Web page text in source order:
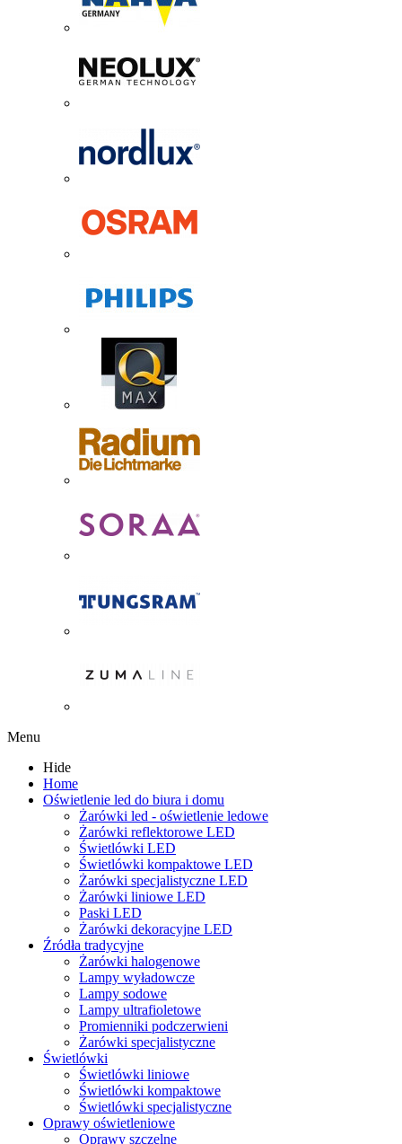
Menu
Hide
Home
Oświetlenie led do biura i domu
Żarówki led - oświetlenie ledowe
Żarówki reflektorowe LED
Świetlówki LED
Świetlówki kompaktowe LED
Żarówki specjalistyczne LED
Żarówki liniowe LED
Paski LED
Żarówki dekoracyjne LED
Źródła tradycyjne
Żarówki halogenowe
Lampy wyładowcze
Lampy sodowe
Lampy ultrafioletowe
Promienniki podczerwieni
Żarówki specjalistyczne
Świetlówki
Świetlówki liniowe
Świetlówki kompaktowe
Świetlówki specjalistyczne
Oprawy oświetleniowe
Oprawy szczelne